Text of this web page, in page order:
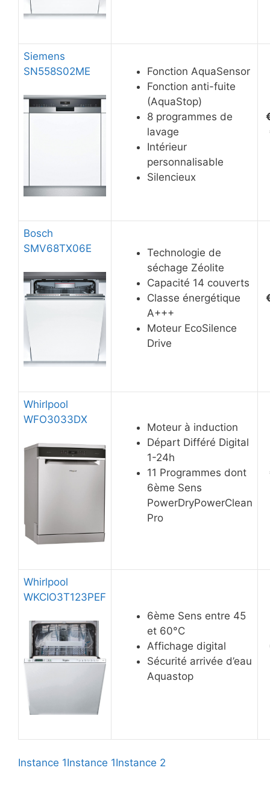
Siemens
SN558S02ME
Fonction AquaSensor
Fonction anti-fuite
(AquaStop)
8 programmes de
lavage
Intérieur
personnalisable
Silencieux
Bosch
SMV68TX06E
Technologie de
séchage Zéolite
Capacité 14 couverts
Classe énergétique
A+++
Moteur EcoSilence
Drive
Whirlpool
WFO3033DX
Moteur à induction
Départ Différé Digital
1-24h
11 Programmes dont
6ème Sens
PowerDryPowerClean
Pro
Whirlpool
WKCIO3T123PEF
6ème Sens entre 45
et 60°C
Affichage digital
Sécurité arrivée d’eau
Aquastop
Instance 1Instance 1Instance 2